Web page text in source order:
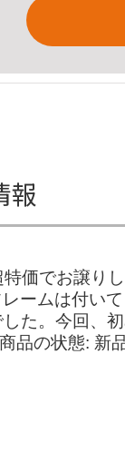
報
でお譲り
ームは付い
た。今回、
品の状態: